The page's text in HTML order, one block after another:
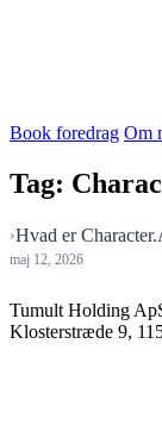
Book foredrag Om
Tag:
Hvad er
maj 12, 2026
Tumult Holding
Klosterstræde 9,